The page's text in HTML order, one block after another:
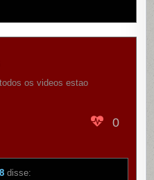
os videos estao
0
disse: